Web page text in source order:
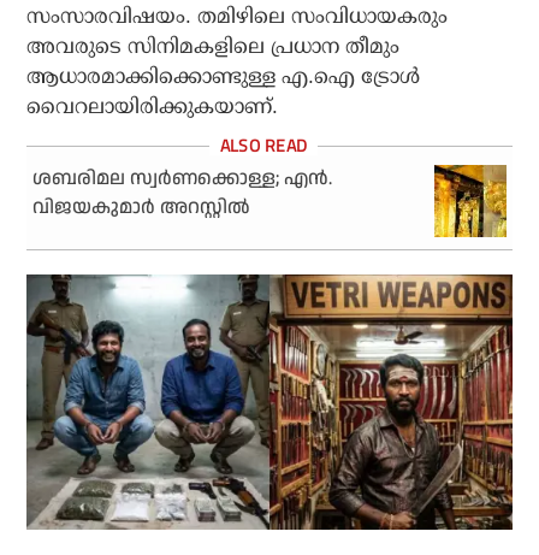
സംസാരവിഷയം. തമിഴിലെ സംവിധായകരും
അവരുടെ സിനിമകളിലെ പ്രധാന തീമും
ആധാരമാക്കിക്കൊണ്ടുള്ള എ.ഐ ട്രോള്‍
വൈറലായിരിക്കുകയാണ്.
ശബരിമല സ്വര്‍ണക്കൊള്ള; എന്‍.
വിജയകുമാര്‍ അറസ്റ്റില്‍